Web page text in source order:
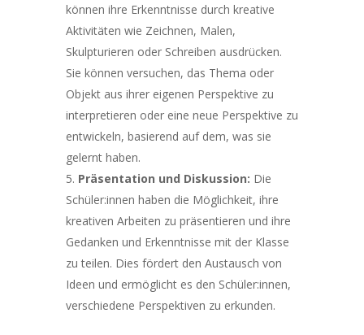
können ihre Erkenntnisse durch kreative
Aktivitäten wie Zeichnen, Malen,
Skulpturieren oder Schreiben ausdrücken.
Sie können versuchen, das Thema oder
Objekt aus ihrer eigenen Perspektive zu
interpretieren oder eine neue Perspektive zu
entwickeln, basierend auf dem, was sie
gelernt haben.
Präsentation und Diskussion: Die
Schüler:innen haben die Möglichkeit, ihre
kreativen Arbeiten zu präsentieren und ihre
Gedanken und Erkenntnisse mit der Klasse
zu teilen. Dies fördert den Austausch von
Ideen und ermöglicht es den Schüler:innen,
verschiedene Perspektiven zu erkunden.